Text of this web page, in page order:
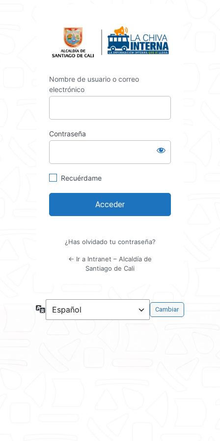
Nombre de usuario o correo
electrónico
Contraseña
Recuérdame
¿Has olvidado tu contraseña?
← Ir a Intranet – Alcaldía de
Santiago de Cali
Idioma